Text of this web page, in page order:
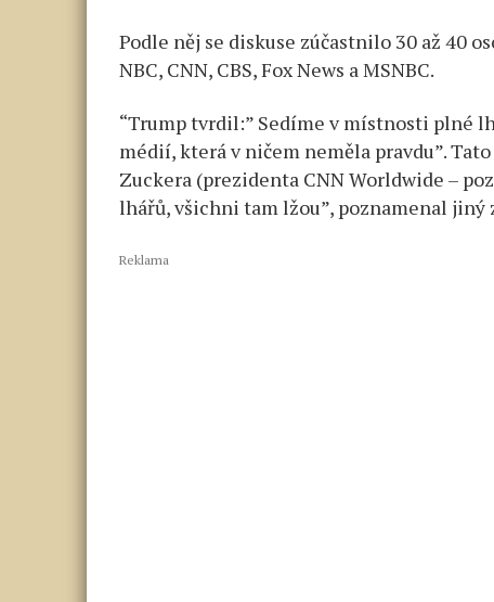
Podle něj se diskuse zúčastnilo 30 až 40
NBC, CNN, CBS, Fox News a MSNBC.
“Trump tvrdil:” Sedíme v místnosti plné
médií, která v ničem neměla pravdu”.
Zuckera (prezidenta CNN Worldwide –
lhářů, všichni tam lžou”, poznamenal jiný
Reklama